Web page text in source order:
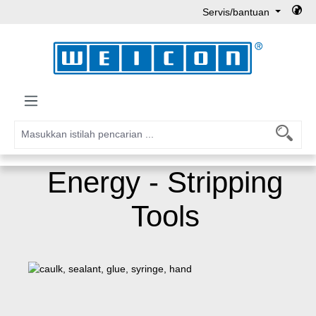
Servis/bantuan
Energy - Stripping
Tools